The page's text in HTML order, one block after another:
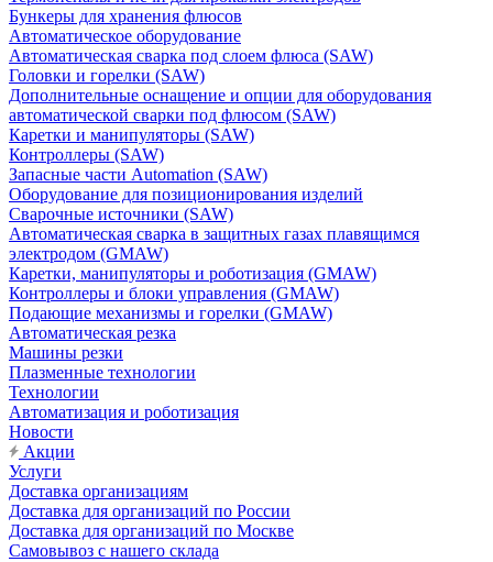
Бункеры для хранения флюсов
Автоматическое оборудование
Автоматическая сварка под слоем флюса (SAW)
Головки и горелки (SAW)
Дополнительные оснащение и опции для оборудования
автоматической сварки под флюсом (SAW)
Каретки и манипуляторы (SAW)
Контроллеры (SAW)
Запасные части Automation (SAW)
Оборудование для позиционирования изделий
Сварочные источники (SAW)
Автоматическая сварка в защитных газах плавящимся
электродом (GMAW)
Каретки, манипуляторы и роботизация (GMAW)
Контроллеры и блоки управления (GMAW)
Подающие механизмы и горелки (GMAW)
Автоматическая резка
Машины резки
Плазменные технологии
Технологии
Автоматизация и роботизация
Новости
Акции
Услуги
Доставка организациям
Доставка для организаций по России
Доставка для организаций по Москве
Самовывоз с нашего склада